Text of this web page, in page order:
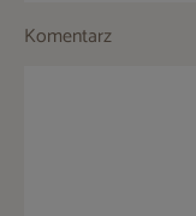
Komentarz